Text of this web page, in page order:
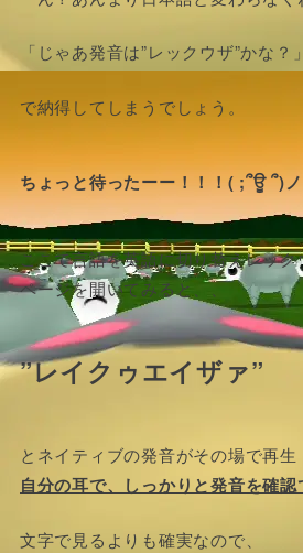
「じゃあ発音は”レックウザ”かな？」
で納得してしまうでしょう。
ちょっと待ったーー！！！( ;՞ਊ ՞)ノ
ここで言語を英語に切り替えレック
ページを開いてみると、、
”レイクゥエイザァ”
とネイティブの発音がその場で再生
自分の耳で、しっかりと発音を確認
文字で見るよりも確実なので、